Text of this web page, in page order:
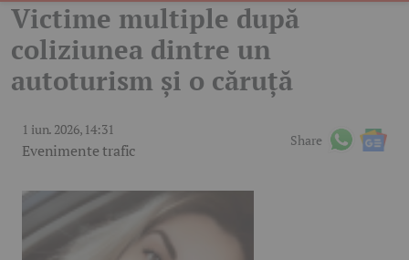
Victime multiple după
coliziunea dintre un
autoturism și o căruță
1 iun. 2026, 14:31
Evenimente trafic
Share